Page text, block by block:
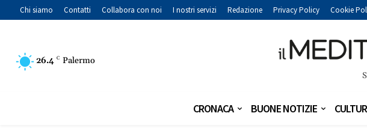
Chi siamo Contatti Collabora con noi I nostri servizi Redazione Privacy Policy Cookie
26.4 C Palermo
CRONACA BUONE NOTIZIE